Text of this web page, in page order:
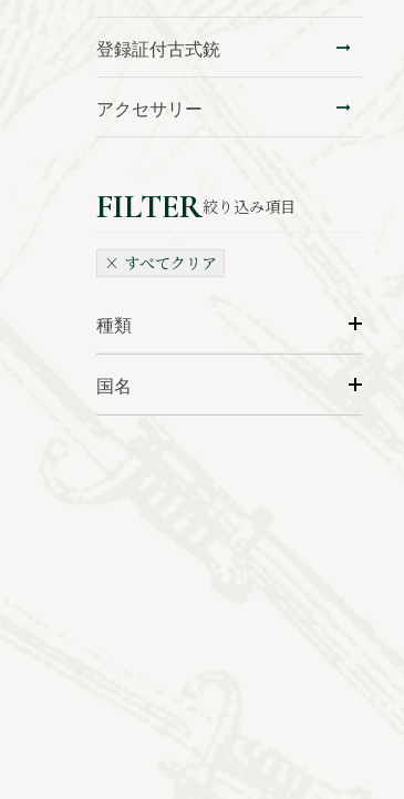
登録証付古式銃
アクセサリー
絞り込み項目
× すべてクリア
種類
国名